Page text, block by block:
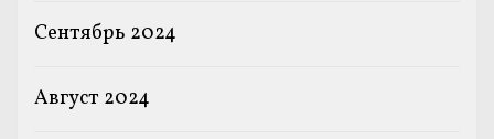
Сентябрь 2024
Август 2024